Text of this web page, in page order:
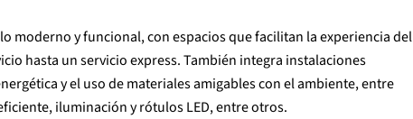
moderno y funcional, con espacios que facilitan la experiencia del
hasta un servicio express. También integra instalaciones
y el uso de materiales amigables con el ambiente, entre
iluminación y rótulos LED, entre otros.